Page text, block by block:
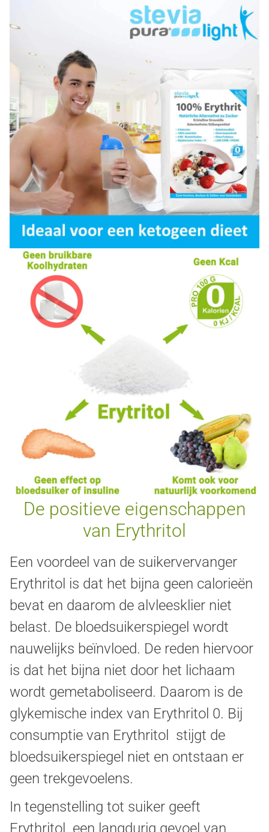
De positieve eigenschappen
van Erythritol
Een voordeel van de suikervervanger
Erythritol is dat het bijna geen calorieën
bevat en daarom de alvleesklier niet
belast. De bloedsuikerspiegel wordt
nauwelijks beïnvloed. De reden hiervoor
is dat het bijna niet door het lichaam
wordt gemetaboliseerd. Daarom is de
glykemische index van Erythritol 0. Bij
consumptie van Erythritol stijgt de
bloedsuikerspiegel niet en ontstaan er
geen trekgevoelens.
In tegenstelling tot suiker geeft
Erythritol een langdurig gevoel van